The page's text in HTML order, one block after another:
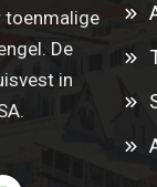
toenmalige
De
in